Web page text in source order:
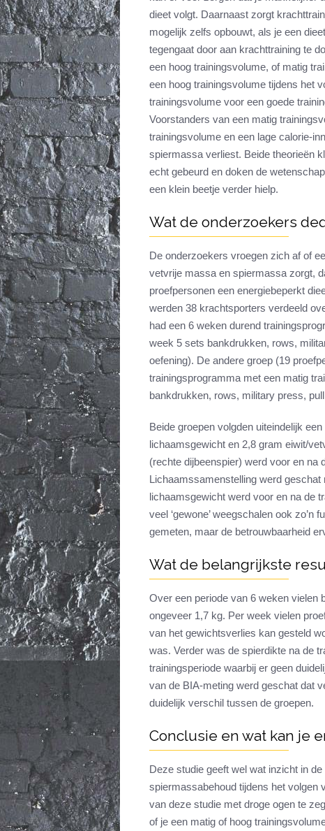
dieet volgt. Daarnaast zorgt
mogelijk zelfs opbouwt, als je een
tegengaat door aan krachttraining te
een hoog trainingsvolume, of matig
een hoog trainingsvolume tijdens het
trainingsvolume voor een goede
Voorstanders van een matig
trainingsvolume en een lage calorie-
spiermassa verliest. Beide theorieën
echt gebeurd en doken de
een klein beetje verder hielp.
Wat de onderzoekers
De onderzoekers vroegen zich af of
vetvrije massa en spiermassa zorgt,
proefpersonen een energiebeperkt
werden 38 krachtsporters verdeeld
had een 6 weken durend
week 5 sets bankdrukken, rows,
oefening). De andere groep (19
trainingsprogramma met een matig
bankdrukken, rows, military press,
Beide groepen volgden uiteindelijk
lichaamsgewicht en 2,8 gram eiwit/
(rechte dijbeenspier) werd voor en na
Lichaamssamenstelling werd
lichaamsgewicht werd voor en na de
veel ‘gewone’ weegschalen ook
gemeten, maar de betrouwbaarheid
Wat de belangrijkste
Over een periode van 6 weken vielen
ongeveer 1,7 kg. Per week vielen
van het gewichtsverlies kan gesteld
was. Verder was de spierdikte na de
trainingsperiode waarbij er geen
van de BIA-meting werd geschat dat
duidelijk verschil tussen de groepen.
Conclusie en wat kan je
Deze studie geeft wel wat inzicht in
spiermassabehoud tijdens het volgen
van deze studie met droge ogen te
of je een matig of hoog